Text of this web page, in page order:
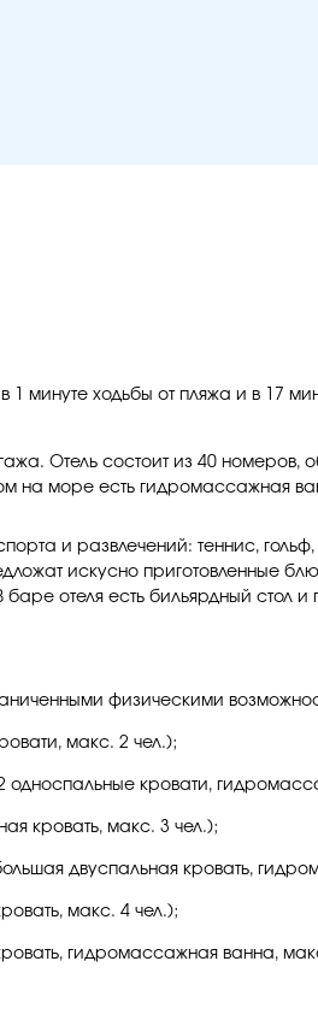
минуте ходьбы от пляжа и в 17
Отель состоит из 40
на море есть гидромассажная
и развлечений: теннис,
искусно приготовленные
отеля есть бильярдный стол и
физическими
макс. 2 чел.);
односпальные кровати,
кровать, макс. 3 чел.);
двуспальная кровать,
макс. 4 чел.);
гидромассажная ванна,